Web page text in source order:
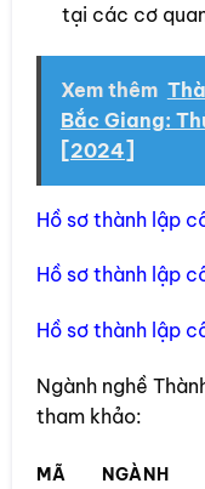
tại các cơ
Xem thêm
Bắc Giang:
[2024]
Hồ sơ thành lập
Hồ sơ thành lập
Hồ sơ thành lập
Ngành nghề
tham khảo:
MÃ NGÀNH